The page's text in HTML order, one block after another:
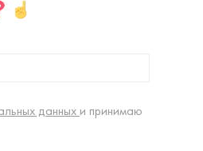
данных и принимаю